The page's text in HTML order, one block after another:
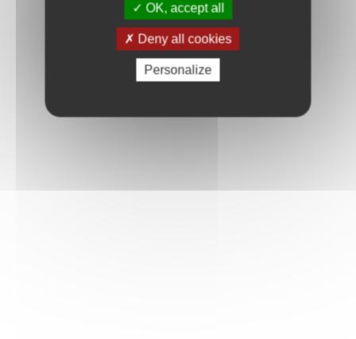
OK, accept all
Deny all cookies
Personalize